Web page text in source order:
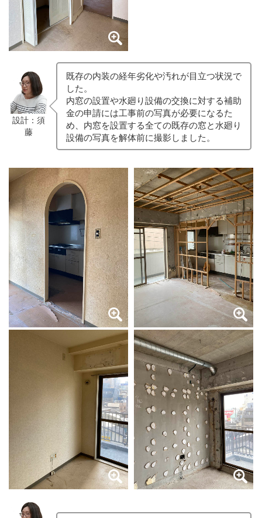
設計：須
藤
既存の内装の経年劣化や汚れが目立つ状況で
した。
内窓の設置や水廻り設備の交換に対する補助
金の申請には工事前の写真が必要になるた
め、内窓を設置する全ての既存の窓と水廻り
設備の写真を解体前に撮影しました。